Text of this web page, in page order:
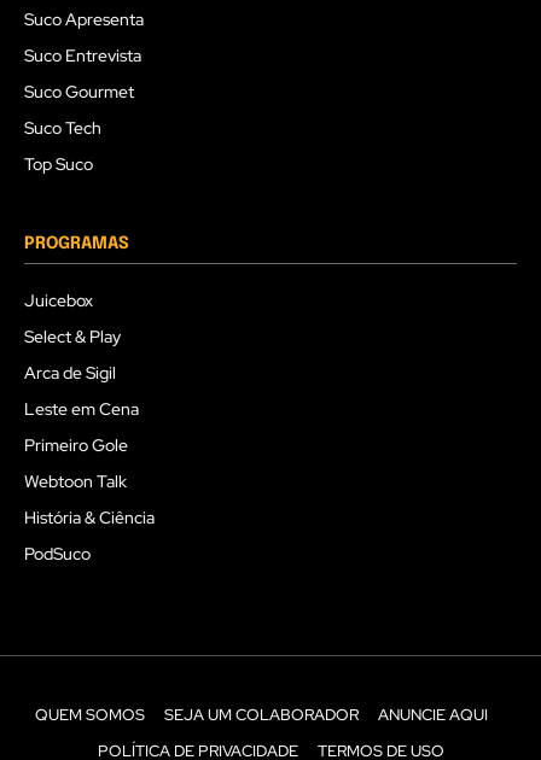
Suco Apresenta
Suco Entrevista
Suco Gourmet
Suco Tech
Top Suco
PROGRAMAS
Juicebox
Select & Play
Arca de Sigil
Leste em Cena
Primeiro Gole
Webtoon Talk
História & Ciência
PodSuco
QUEM SOMOS SEJA UM COLABORADOR
ANUNCIE AQUI
POLÍTICA DE PRIVACIDADE
TERMOS DE USO